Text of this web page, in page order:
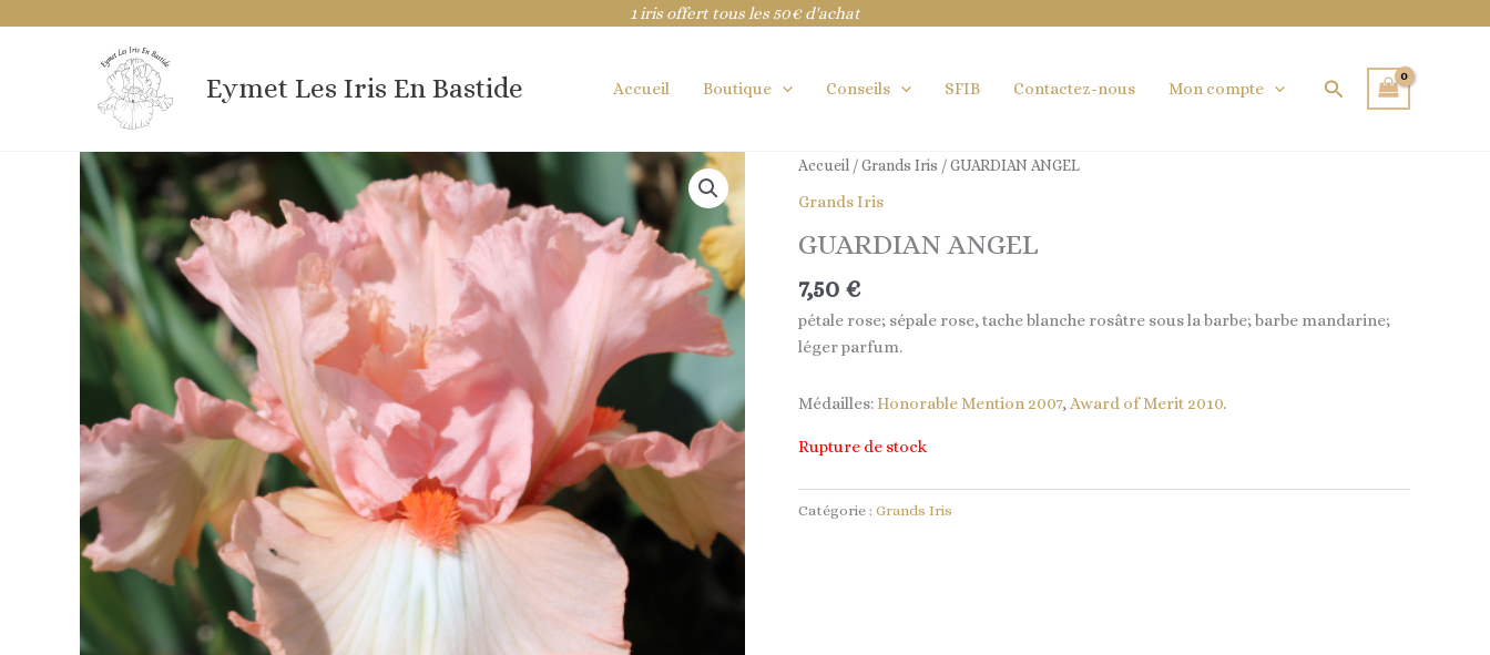
1 iris offert tous les 50€ d'achat
Eymet Les Iris En Bastide Accueil Boutique Conseils SFIB Contactez-nous Mon compte Rechercher
Accueil /Grands Iris / GUARDIAN ANGEL
Grands Iris
GUARDIAN ANGEL
7,50 €
pétale rose; sépale rose, tache blanche rosâtre sous la barbe; barbe mandarine;
léger parfum.
Médailles:Honorable Mention 2007, Award of Merit 2010.
Rupture de stock
Catégorie : Grands Iris